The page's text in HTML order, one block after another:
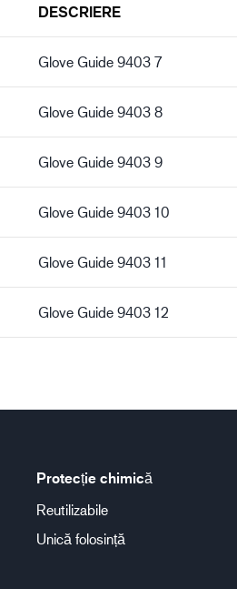
DESCRIERE
Glove Guide 9403 7
Glove Guide 9403 8
Glove Guide 9403 9
Glove Guide 9403 10
Glove Guide 9403 11
Glove Guide 9403 12
Protecție chimică
Reutilizabile
Unică folosință